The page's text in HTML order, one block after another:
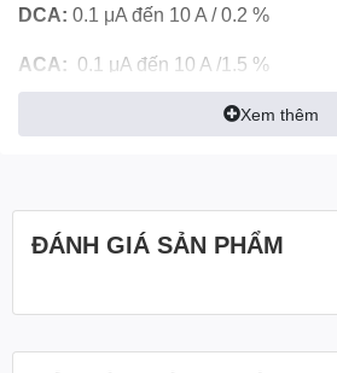
DCA: 0.1 μA đến 10 A / 0.2 %
ACA: 0.1 μA đến 10 A /1.5 %
F:5 Hz đến 199.99 kHz
Min/Max/Avg:có
Xem thêm
ĐÁNH GIÁ SẢN PHẨM